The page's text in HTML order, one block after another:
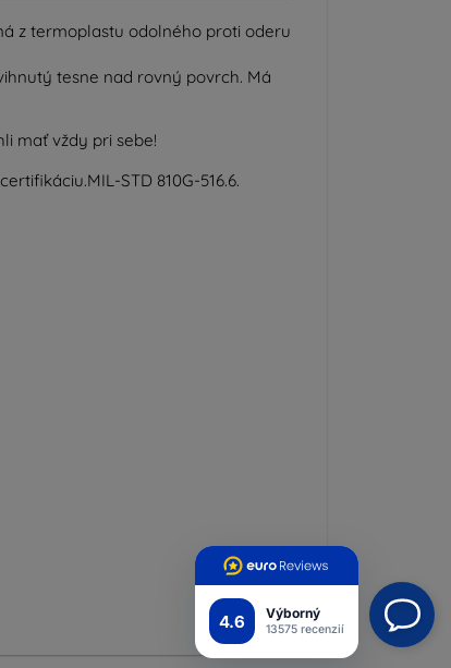
4.6 Výborný
13575 recenzií
z termoplastu odolného proti oderu
tesne nad rovný povrch. Má
mať vždy pri sebe!
MIL-STD 810G-516.6.